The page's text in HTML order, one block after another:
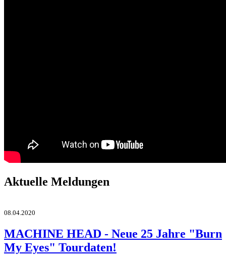
Aktuelle Meldungen
08.04.2020
MACHINE HEAD - Neue 25 Jahre "Burn
My Eyes" Tourdaten!